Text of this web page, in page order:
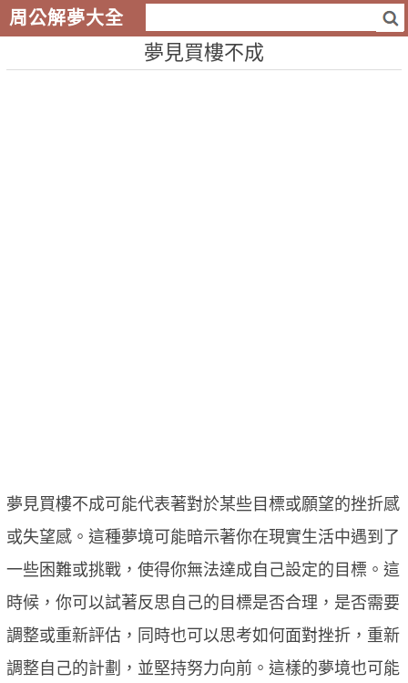
周公解夢大全
夢見買樓不成
夢見買樓不成可能代表著對於某些目標或願望的挫折感
或失望感。這種夢境可能暗示著你在現實生活中遇到了
一些困難或挑戰，使得你無法達成自己設定的目標。這
時候，你可以試著反思自己的目標是否合理，是否需要
調整或重新評估，同時也可以思考如何面對挫折，重新
調整自己的計劃，並堅持努力向前。這樣的夢境也可能